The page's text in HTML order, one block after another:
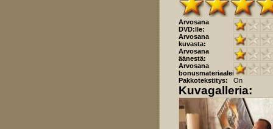
Arvosana
DVD:lle:
Arvosana
kuvasta:
Arvosana
äänestä:
Arvosana
bonusmateriaaleista:
Pakkotekstitys:
On
Kuvagalleria: